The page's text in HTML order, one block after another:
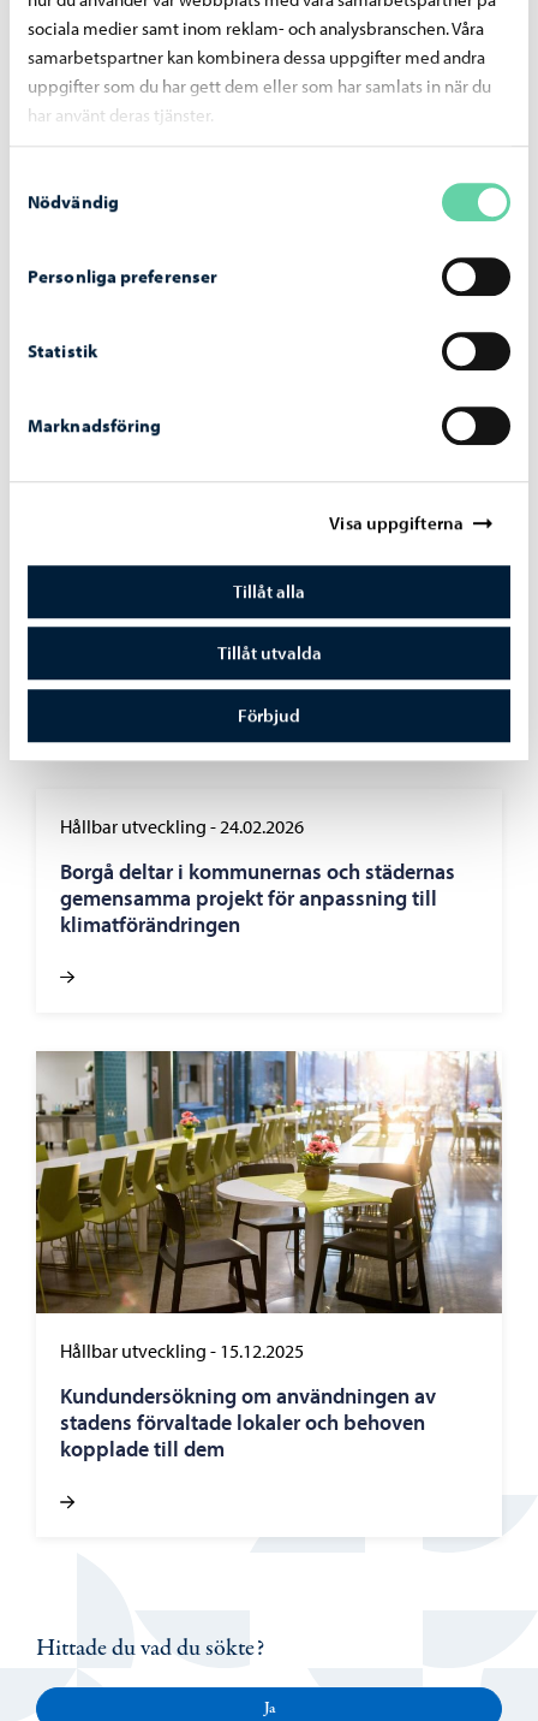
sociala medier samt inom reklam- och analysbranschen. Våra
samarbetspartner kan kombinera dessa uppgifter med andra
uppgifter som du har gett dem eller som har samlats in när du
har använt deras tjänster.
Nödvändig
Personliga preferenser
Statistik
Marknadsföring
Visa uppgifterna
Tillåt alla
Tillåt utvalda
Förbjud
Hållbar utveckling-10.06.2026
06.05.2026
Klädbytardagen 2026 – klädskåpets
Hållbar utveckling - 24.02.2026
Borgå deltar i kommunernas och städernas
gemensamma projekt för anpassning till
klimatförändringen
Hållbar utveckling - 15.12.2025
Kundundersökning om användningen av
stadens förvaltade lokaler och behoven
kopplade till dem
Hittade du vad du sökte?
Ja